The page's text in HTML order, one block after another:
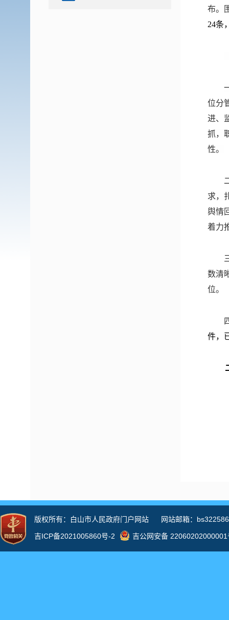
布。
24条
位分
进、
抓，
性。
求，
舆情
着力
数清
位。
件，